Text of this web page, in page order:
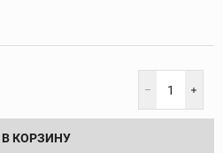
В КОРЗИНУ